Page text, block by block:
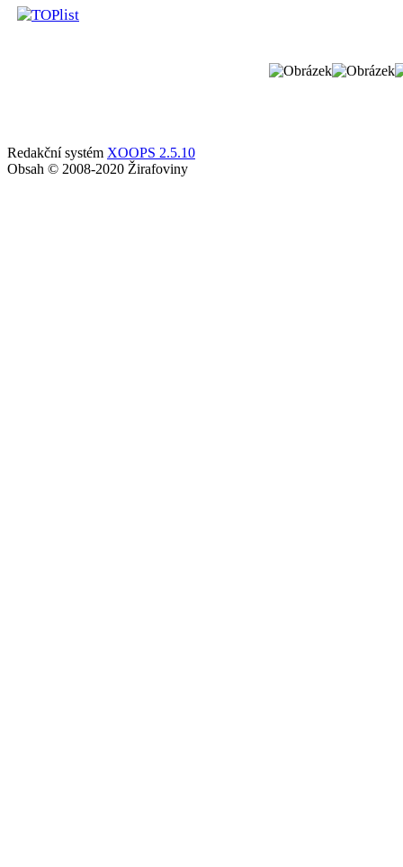
Redakční systém XOOPS 2.5.10
Obsah © 2008-2020 Žirafoviny